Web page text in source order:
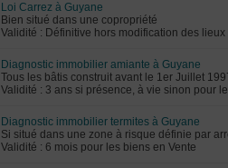
Loi Carrez à Guyane
Bien situé dans une copropriété
Validité : Définitive hors modification des
Diagnostic immobilier amiante à Guyane
Tous les bâtis construit avant le 1er Juillet
Validité : 3 ans si présence, à vie sinon pour
Diagnostic immobilier termites à Guyane
Si situé dans une zone à risque définie par
Validité : 6 mois pour les biens en Vente